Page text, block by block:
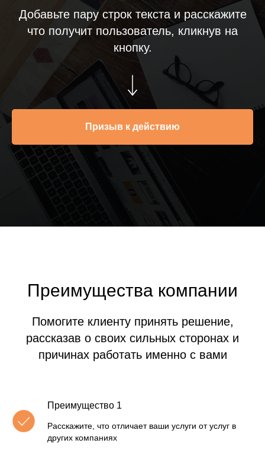
Добавьте пару строк текста и расскажите
что получит пользователь, кликнув на
кнопку.
Призыв к действию
Преимущества компании
Помогите клиенту принять решение,
рассказав о своих сильных сторонах и
причинах работать именно с вами
Преимущество 1
Расскажите, что отличает ваши услуги от услуг в
других компаниях